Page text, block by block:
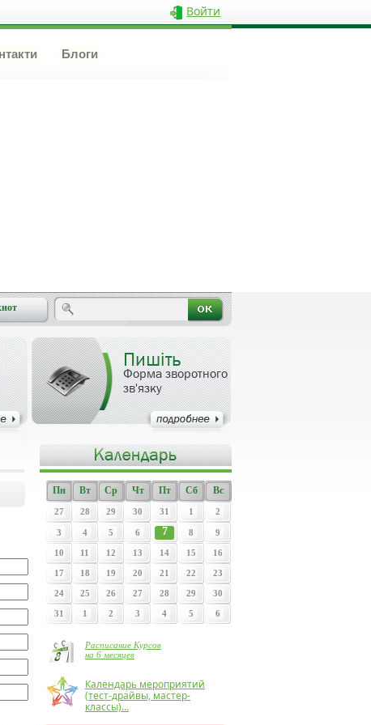
Войти
Блоги
Пишіть
Форма зворотного
зв'язку
Пн Вт Ср Чт Пт Сб Вс
27 28 29 30 31 1 2
3 4 5 6 7 8 9
10 11 12 13 14 15 16
17 18 19 20 21 22 23
24 25 26 27 28 29 30
31 1 2 3 4 5 6
Расписание Курсов
на 6 месяцев
Календарь мероприятий
(тест-драйвы, мастер-
классы)...